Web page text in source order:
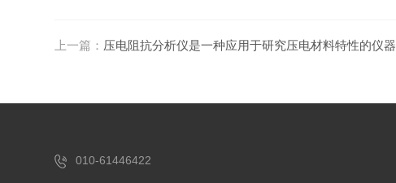
上一篇： 压电阻抗分析仪是一种应用于研究压电材料特性的仪器
010-61446422